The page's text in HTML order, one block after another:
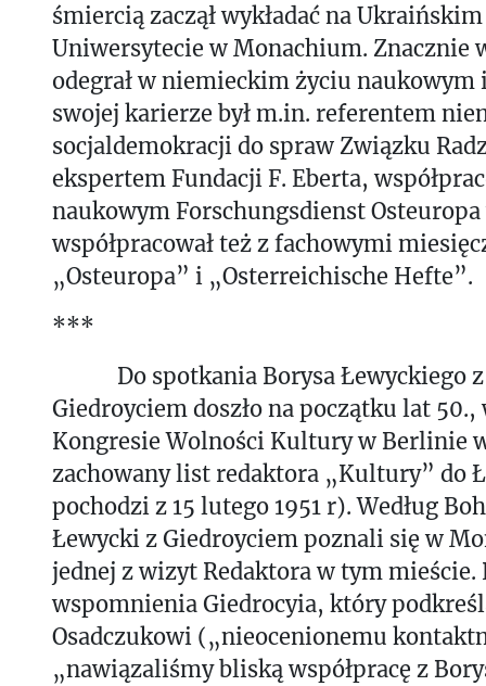
śmiercią zaczął wykładać na
Uniwersytecie w Monachium. Znacznie
odegrał w niemieckim życiu
swojej karierze był m.in. referentem
socjaldemokracji do spraw Związku
ekspertem Fundacji F. Eberta,
naukowym Forschungsdienst
współpracował też z fachowymi
„Osteuropa” i „Osterreichische Hefte”.
***
Do spotkania Borysa Łewyckiego z
Giedroyciem doszło na początku lat
Kongresie Wolności Kultury w Berlinie
zachowany list redaktora „Kultury” do
pochodzi z 15 lutego 1951 r). Według
Łewycki z Giedroyciem poznali się w
jednej z wizyt Redaktora w tym mieście.
wspomnienia Giedrocyia, który
Osadczukowi („nieocenionemu
„nawiązaliśmy bliską współpracę z